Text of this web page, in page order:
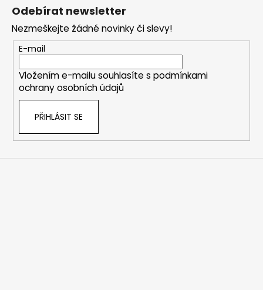
Odebírat newsletter
Nezmeškejte žádné novinky či slevy!
E-mail
Vložením e-mailu souhlasíte s podmínkami
ochrany osobních údajů
PŘIHLÁSIT SE